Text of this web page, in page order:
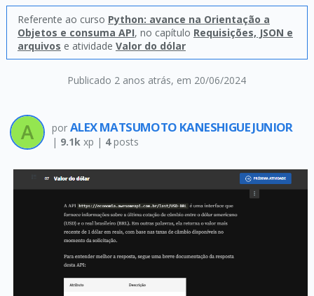
Publicado 2 anos atrás, em 20/06/2024
Referente ao curso Python: avance na Orientação a
Objetos e consuma API, no capítulo Requisições, JSON e
arquivos e atividade Valor do dólar
por ALEX MATSUMOTO KANESHIGUE JUNIOR
| 9.1kxp | 4posts